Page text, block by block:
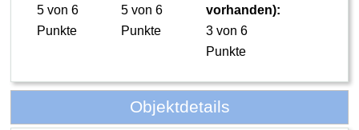
5 von 6
Punkte
5 von 6
Punkte
vorhanden):
3 von 6
Punkte
Objektdetails